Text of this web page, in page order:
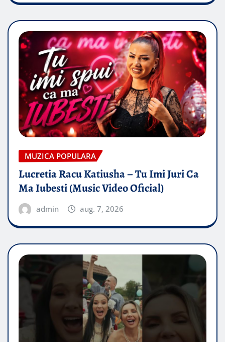
MUZICA POPULARA
Lucretia Racu Katiusha – Tu Imi Juri Ca
Ma Iubesti (Music Video Oficial)
admin aug. 7, 2026